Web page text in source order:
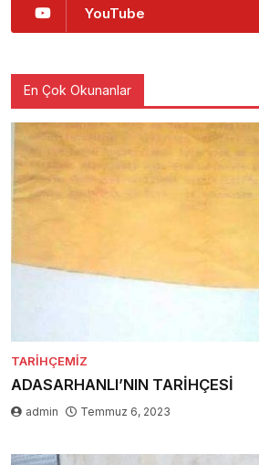
YouTube
En Çok Okunanlar
TARIHÇEMIZ
ADASARHANLI’NIN TARİHÇESİ
admin Temmuz 6, 2023